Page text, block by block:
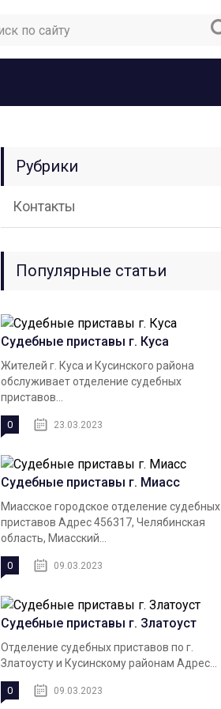
Рубрики
Контакты
Популярные статьи
Судебные приставы г. Куса
Жителей г. Куса и Кусинского района
обслуживает отделение судебных
приставов...
0 23.03.2023
Судебные приставы г. Миасс
Миасское городское отделение судебных
приставов Адрес 456317, Челябинская
область, Миасский...
0 09.03.2023
Судебные приставы г. Златоуст
Отделение судебных приставов по г.
Златоусту и Кусинскому районам Адрес...
0 09.03.2023